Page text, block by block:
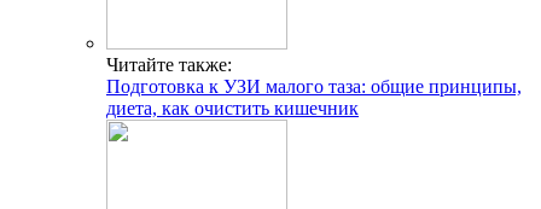
Читайте также:
Подготовка к УЗИ малого таза: общие принципы,
диета, как очистить кишечник